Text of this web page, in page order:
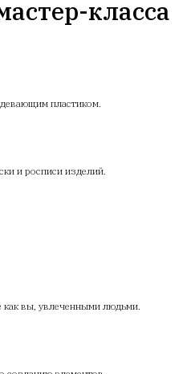
класса
пластиком.
и росписи изделий.
как вы, увлеченными людьми.